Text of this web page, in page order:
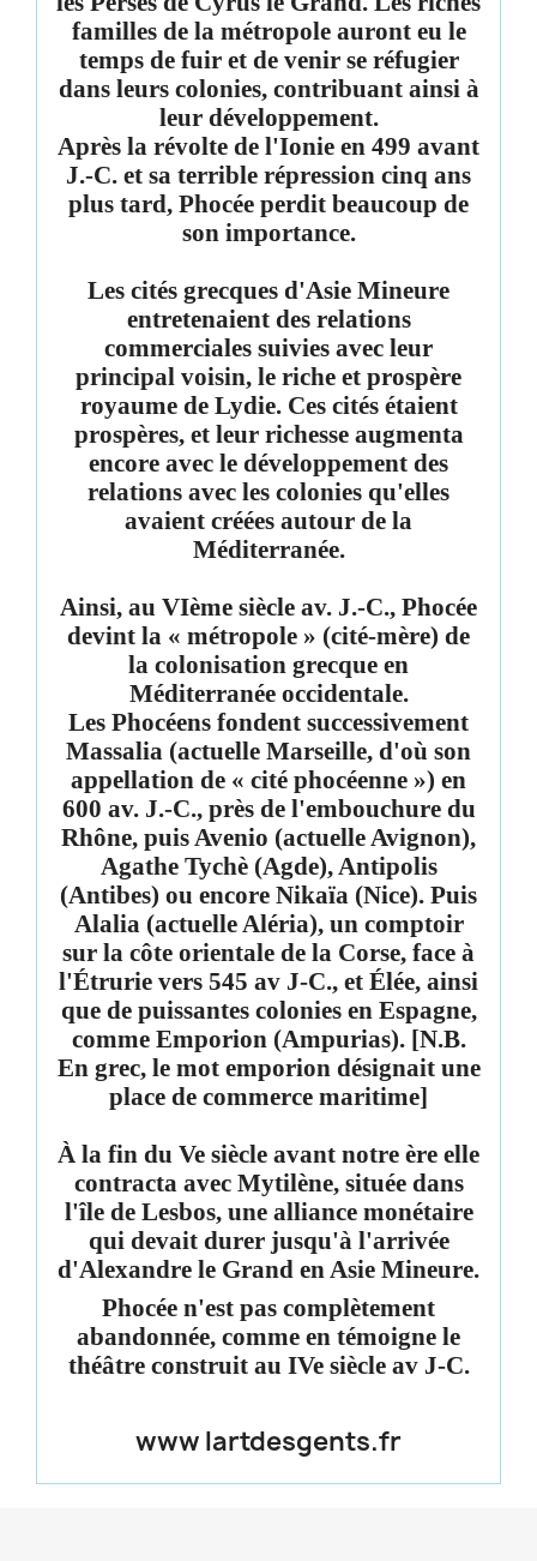
familles de la métropole auront eu le
temps de fuir et de venir se réfugier
dans leurs colonies, contribuant ainsi à
leur développement.
Après la révolte de l'Ionie en 499 avant
J.-C. et sa terrible répression cinq ans
plus tard, Phocée perdit beaucoup de
son importance.
Les cités grecques d'Asie Mineure
entretenaient des relations
commerciales suivies avec leur
principal voisin, le riche et prospère
royaume de Lydie. Ces cités étaient
prospères, et leur richesse augmenta
encore avec le développement des
relations avec les colonies qu'elles
avaient créées autour de la
Méditerranée.
Ainsi, au VIème siècle av. J.-C., Phocée
devint la « métropole » (cité-mère) de
la colonisation grecque en
Méditerranée occidentale.
Les Phocéens fondent successivement
Massalia (actuelle Marseille, d'où son
appellation de « cité phocéenne ») en
600 av. J.-C., près de l'embouchure du
Rhône, puis Avenio (actuelle Avignon),
Agathe Tychè (Agde), Antipolis
(Antibes) ou encore Nikaïa (Nice). Puis
Alalia (actuelle Aléria), un comptoir
sur la côte orientale de la Corse, face à
l'Étrurie vers 545 av J-C., et Élée, ainsi
que de puissantes colonies en Espagne,
comme Emporion (Ampurias). [N.B.
En grec, le mot emporion désignait une
place de commerce maritime]
À la fin du Ve siècle avant notre ère elle
contracta avec Mytilène, située dans
l'île de Lesbos, une alliance monétaire
qui devait durer jusqu'à l'arrivée
d'Alexandre le Grand en Asie Mineure.
Phocée n'est pas complètement
abandonnée, comme en témoigne le
théâtre construit au IVe siècle av J-C.
www lartdesgents.fr